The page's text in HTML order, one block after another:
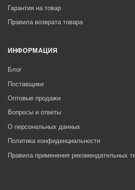
Гарантия на товар
Правила возврата товара
ИНФОРМАЦИЯ
Блог
Поставщики
Оптовые продажи
Вопросы и ответы
О персональных данных
Политика конфиденциальности
Правила применения рекомендательных